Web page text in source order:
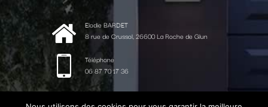
Elodie BARDET
8 rue de Crussol, 26600 La Roche de Glun
Téléphone
06 87 70 17 36
Email